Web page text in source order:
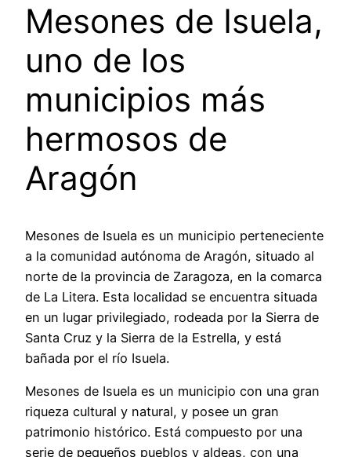
Mesones de Isuela,
uno de los
municipios más
hermosos de
Aragón
Mesones de Isuela es un municipio perteneciente
a la comunidad autónoma de Aragón, situado al
norte de la provincia de Zaragoza, en la comarca
de La Litera. Esta localidad se encuentra situada
en un lugar privilegiado, rodeada por la Sierra de
Santa Cruz y la Sierra de la Estrella, y está
bañada por el río Isuela.
Mesones de Isuela es un municipio con una gran
riqueza cultural y natural, y posee un gran
patrimonio histórico. Está compuesto por una
serie de pequeños pueblos y aldeas, con una